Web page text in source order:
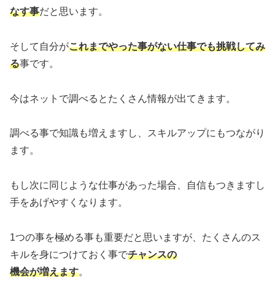
なす事だと思います。
そして自分がこれまでやった事がない仕事でも挑戦してみ
る事です。
今はネットで調べるとたくさん情報が出てきます。
調べる事で知識も増えますし、スキルアップにもつながり
ます。
もし次に同じような仕事があった場合、自信もつきますし
手をあげやすくなります。
1つの事を極める事も重要だと思いますが、たくさんのス
キルを身につけておく事でチャンスの
機会が増えます。